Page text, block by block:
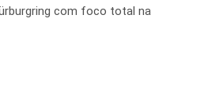
com foco total na